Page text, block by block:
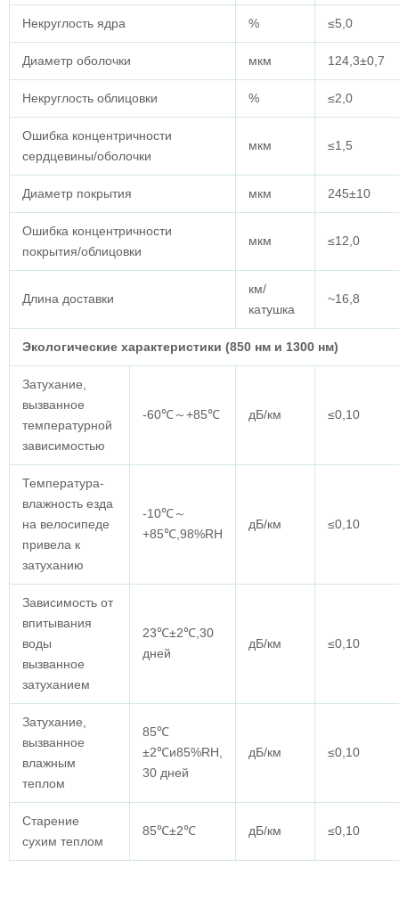
Некруглость ядра % ≤5,0
Диаметр оболочки мкм 124,3±0,7
Некруглость облицовки % ≤2,0
Ошибка концентричности
сердцевины/оболочки
мкм ≤1,5
Диаметр покрытия мкм 245±10
Ошибка концентричности
покрытия/облицовки
мкм ≤12,0
Длина доставки
км/
катушка
~16,8
Экологические характеристики (850 нм и 1300 нм)
Затухание,
вызванное
температурной
зависимостью
-60℃～+85℃ дБ/км ≤0,10
Температура-
влажность езда
на велосипеде
привела к
затуханию
-10℃～
+85℃,98%RH
дБ/км ≤0,10
Зависимость от
впитывания
воды
вызванное
затуханием
23℃±2℃,30
дней
дБ/км ≤0,10
Затухание,
вызванное
влажным
теплом
85℃
±2℃и85%RH,
30 дней
дБ/км ≤0,10
Старение
сухим теплом
85℃±2℃ дБ/км ≤0,10